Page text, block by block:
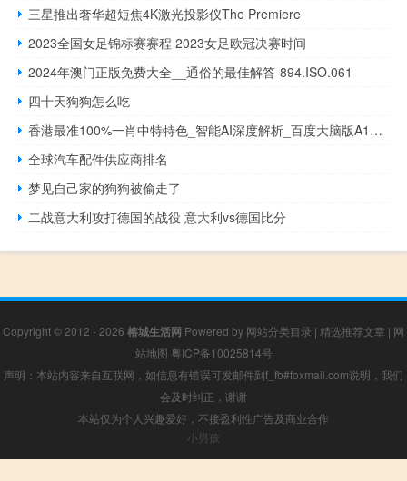
三星推出奢华超短焦4K激光投影仪The Premiere
2023全国女足锦标赛赛程 2023女足欧冠决赛时间
2024年澳门正版免费大全__通俗的最佳解答-894.ISO.061
四十天狗狗怎么吃
香港最准100%一肖中特特色_智能AI深度解析_百度大脑版A12.31.667
全球汽车配件供应商排名
梦见自己家的狗狗被偷走了
二战意大利攻打德国的战役 意大利vs德国比分
Copyright © 2012 - 2026 榕城生活网 Powered by 网站分类目录 | 精选推荐文章 | 网
站地图 粤ICP备10025814号
声明：本站内容来自互联网，如信息有错误可发邮件到f_fb#foxmail.com说明，我们
会及时纠正，谢谢
本站仅为个人兴趣爱好，不接盈利性广告及商业合作
小男孩